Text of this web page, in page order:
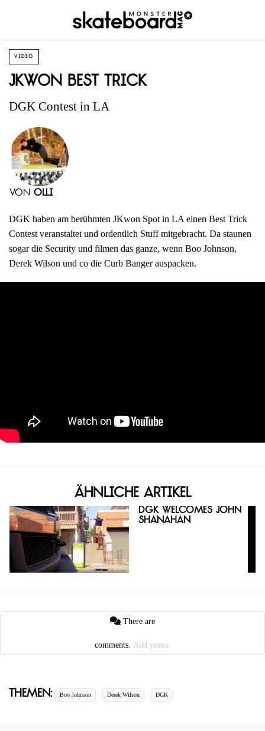
VIDEO
JKwon Best Trick
DGK Contest in LA
von Olli
DGK haben am berühmten JKwon Spot in LA einen Best Trick
Contest veranstaltet und ordentlich Stuff mitgebracht. Da staunen
sogar die Security und filmen das ganze, wenn Boo Johnson,
Derek Wilson und co die Curb Banger auspacken.
Ähnliche Artikel
DGK welcomes John
Shanahan
comments. Add yours.
Themen: Boo Johnson Derek Wilson DGK